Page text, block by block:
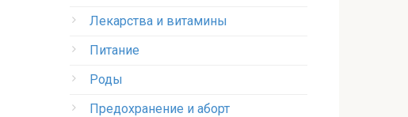
Лекарства и витамины
Питание
Роды
Предохранение и аборт